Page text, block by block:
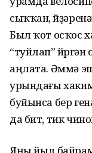
сыҡҡан,
Был ҡот осҡос
“туйлап”
аңлата. Әммә
урындағы
буйынса бер
да бит, тик